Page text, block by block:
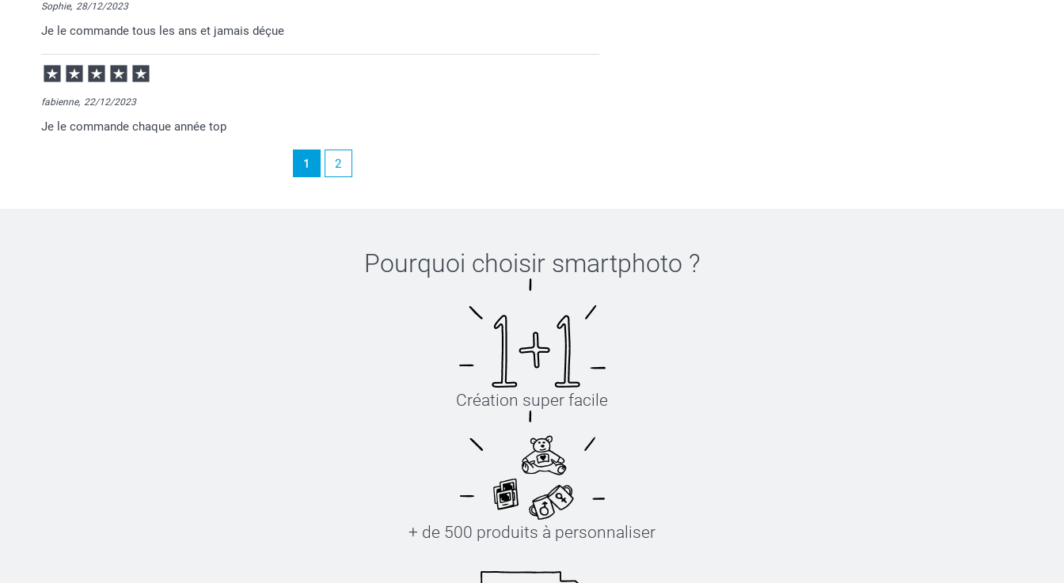
Sophie, 28/12/2023
Je le commande tous les ans et jamais déçue
fabienne, 22/12/2023
Je le commande chaque année top
1 2
Pourquoi choisir smartphoto ?
Création super facile
+ de 500 produits à personnaliser